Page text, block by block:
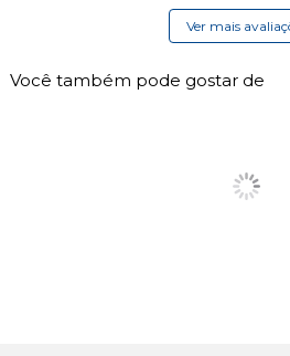
Ver mais
Você também pode gostar de